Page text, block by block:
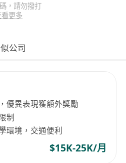
，請勿撥打
看更多
公司
優異表現獲額外獎勵
制
環境，交通便利
$15K-25K/月